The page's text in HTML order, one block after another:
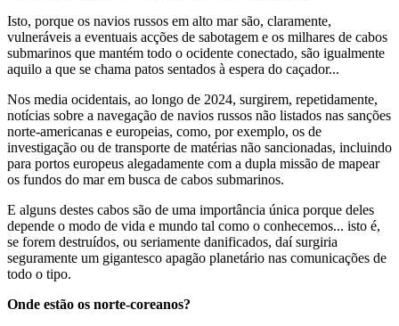
Isto, porque os navios russos em alto mar são, claramente,
vulneráveis a eventuais acções de sabotagem e os milhares de cabos
submarinos que mantém todo o ocidente conectado, são igualmente
aquilo a que se chama patos sentados à espera do caçador...
Nos media ocidentais, ao longo de 2024, surgirem, repetidamente,
notícias sobre a navegação de navios russos não listados nas sanções
norte-americanas e europeias, como, por exemplo, os de
investigação ou de transporte de matérias não sancionadas, incluindo
para portos europeus alegadamente com a dupla missão de mapear
os fundos do mar em busca de cabos submarinos.
E alguns destes cabos são de uma importância única porque deles
depende o modo de vida e mundo tal como o conhecemos... isto é,
se forem destruídos, ou seriamente danificados, daí surgiria
seguramente um gigantesco apagão planetário nas comunicações de
todo o tipo.
Onde estão os norte-coreanos?